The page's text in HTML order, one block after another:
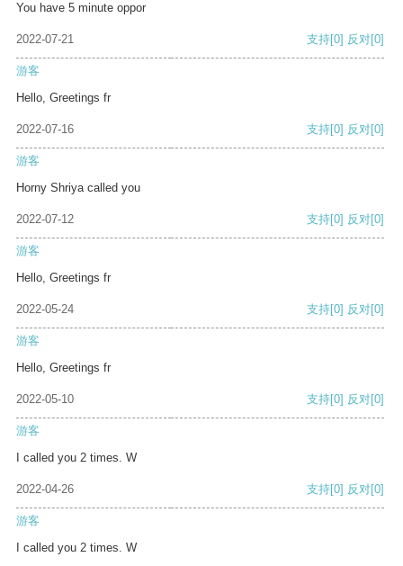
You have 5 minute oppor
2022-07-21 支持[0] 反对[0]
游客
Hello, Greetings fr
2022-07-16 支持[0] 反对[0]
游客
Horny Shriya called you
2022-07-12 支持[0] 反对[0]
游客
Hello, Greetings fr
2022-05-24 支持[0] 反对[0]
游客
Hello, Greetings fr
2022-05-10 支持[0] 反对[0]
游客
I called you 2 times. W
2022-04-26 支持[0] 反对[0]
游客
I called you 2 times. W